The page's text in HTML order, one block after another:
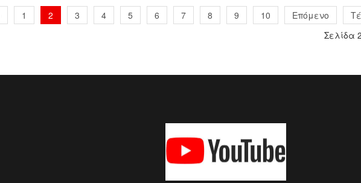
1 2 3 4 5 6 7 8 9 10 Επόμενο
Σελίδα